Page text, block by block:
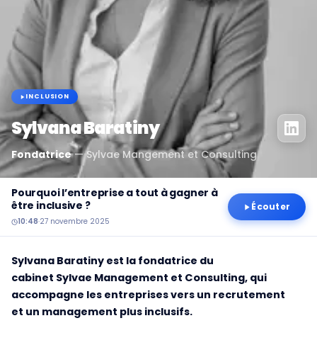
INCLUSION
Sylvana Baratiny
Fondatrice—Sylvae Mangement et Consulting
Pourquoi l’entreprise a tout à gagner à
être inclusive ?
10:48·27 novembre 2025
Écouter
Sylvana Baratiny est la fondatrice du
cabinet Sylvae Management et Consulting, qui
accompagne les entreprises vers un recrutement
et un management plus inclusifs.